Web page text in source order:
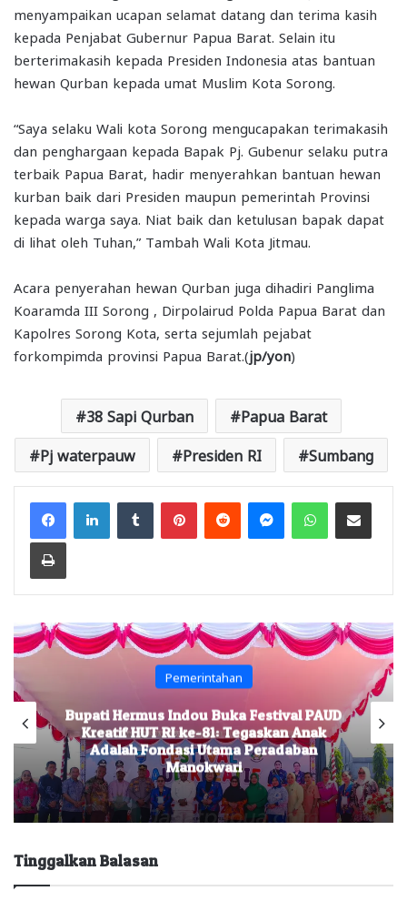
menyampaikan ucapan selamat datang dan terima kasih
kepada Penjabat Gubernur Papua Barat. Selain itu
berterimakasih kepada Presiden Indonesia atas bantuan
hewan Qurban kepada umat Muslim Kota Sorong.
“Saya selaku Wali kota Sorong mengucapakan terimakasih
dan penghargaan kepada Bapak Pj. Gubenur selaku putra
terbaik Papua Barat, hadir menyerahkan bantuan hewan
kurban baik dari Presiden maupun pemerintah Provinsi
kepada warga saya. Niat baik dan ketulusan bapak dapat
di lihat oleh Tuhan,” Tambah Wali Kota Jitmau.
Acara penyerahan hewan Qurban juga dihadiri Panglima
Koaramda III Sorong , Dirpolairud Polda Papua Barat dan
Kapolres Sorong Kota, serta sejumlah pejabat
forkompimda provinsi Papua Barat.(jp/yon)
38 Sapi Qurban Papua Barat
Pj waterpauw Presiden RI Sumbang
FacebookLinkedInTumblr PinterestReddit MessengerWhatsAppShare via Email
Print
Pemerintahan
Bupati Hermus Indou Buka Festival PAUD
Kreatif HUT RI ke-81: Tegaskan Anak
Adalah Fondasi Utama Peradaban
Manokwari
Tinggalkan Balasan